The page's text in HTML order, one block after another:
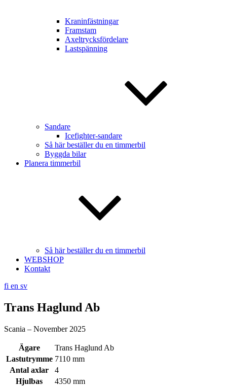
Kraninfästningar
Framstam
Axeltrycksfördelare
Lastspänning
Sandare
Icefighter-sandare
Så här beställer du en timmerbil
Byggda bilar
Planera timmerbil
Så här beställer du en timmerbil
WEBSHOP
Kontakt
fi en sv
Trans Haglund Ab
Scania – November 2025
Ägare
Trans Haglund Ab
Lastutrymme 7110 mm
Antal axlar
4
Hjulbas
4350 mm